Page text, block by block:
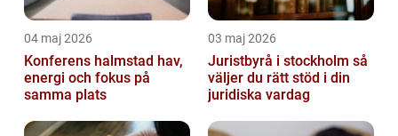
04 maj 2026
Konferens halmstad hav,
energi och fokus på
samma plats
03 maj 2026
Juristbyrå i stockholm så
väljer du rätt stöd i din
juridiska vardag